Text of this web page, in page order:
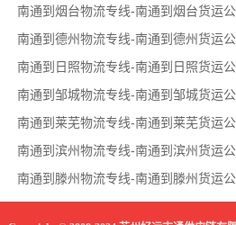
南通到烟台物流专线-南通到烟台货运
南通到德州物流专线-南通到德州货运
南通到日照物流专线-南通到日照货运
南通到邹城物流专线-南通到邹城货运
南通到莱芜物流专线-南通到莱芜货运
南通到滨州物流专线-南通到滨州货运
南通到滕州物流专线-南通到滕州货运